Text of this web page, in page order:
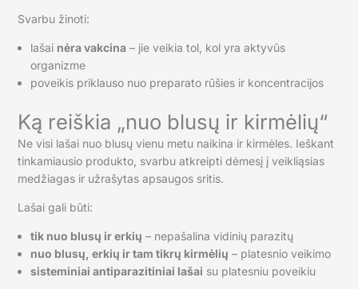
Svarbu žinoti:
lašai nėra vakcina– jie veikia tol, kol yra aktyvūs
organizme
poveikis priklauso nuo preparato rūšies ir koncentracijos
Ką reiškia „nuo blusų ir kirmėlių“
Ne visi lašai nuo blusų vienu metu naikina ir kirmėles. Ieškant
tinkamiausio produkto, svarbu atkreipti dėmesį į veikliąsias
medžiagas ir užrašytas apsaugos sritis.
Lašai gali būti:
tik nuo blusų ir erkių – nepašalina vidinių parazitų
nuo blusų, erkių ir tam tikrų kirmėlių – platesnio veikimo
sisteminiai antiparazitiniai lašai su platesniu poveikiu